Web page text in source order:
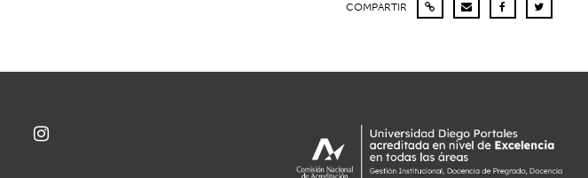
COMPARTIR